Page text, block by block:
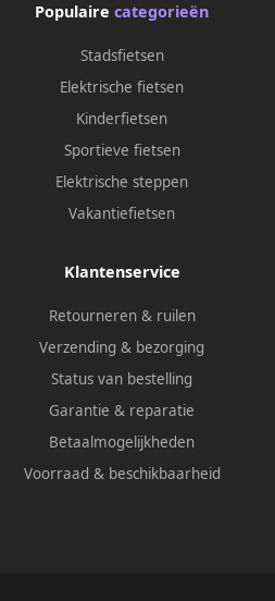
Populaire categorieën
Stadsfietsen
Elektrische fietsen
Kinderfietsen
Sportieve fietsen
Elektrische steppen
Vakantiefietsen
Klantenservice
Retourneren & ruilen
Verzending & bezorging
Status van bestelling
Garantie & reparatie
Betaalmogelijkheden
Voorraad & beschikbaarheid